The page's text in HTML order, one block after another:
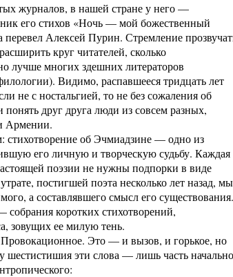
журналов, в нашей стране у него —
его стихов «Ночь — мой божественный
Алексей Пурин. Стремление
круг читателей, сколько
лучше многих здешних литераторов
Видимо, распавшееся тридцать лет
не с ностальгией, то не без сожаления об
друг друга люди из совсем разных,
Армении.
стихо­творение об Эчмиадзине — одно из
его личную и творческую судьбу. Каждая
поэзии не нужны подпорки в виде
постигшей поэта несколько лет назад, мы
а составлявшего смысл его существования.
коротких стихотворений,
зовущих ее милую тень.
Это — и вызов, и горькое, но
эти слова — лишь часть